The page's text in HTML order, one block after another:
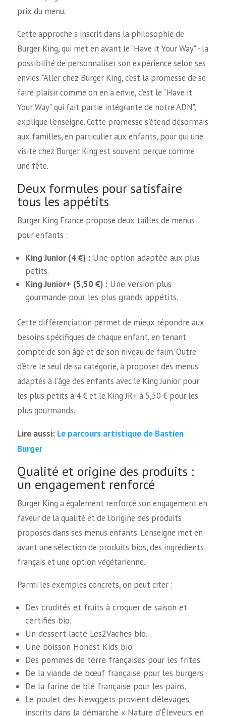
prix du menu.
Cette approche s'inscrit dans la philosophie de
Burger King, qui met en avant le "Have it Your Way" - la
possibilité de personnaliser son expérience selon ses
envies. "Aller chez Burger King, c’est la promesse de se
faire plaisir comme on en a envie, c’est le “Have it
Your Way” qui fait partie intégrante de notre ADN",
explique l'enseigne. Cette promesse s'étend désormais
aux familles, en particulier aux enfants, pour qui une
visite chez Burger King est souvent perçue comme
une fête.
Deux formules pour satisfaire
tous les appétits
Burger King France propose deux tailles de menus
pour enfants :
King Junior (4 €) : Une option adaptée aux plus
petits.
King Junior+ (5,50 €) : Une version plus
gourmande pour les plus grands appétits.
Cette différenciation permet de mieux répondre aux
besoins spécifiques de chaque enfant, en tenant
compte de son âge et de son niveau de faim. Outre
d’être le seul de sa catégorie, à proposer des menus
adaptés à l’âge des enfants avec le King Junior pour
les plus petits à 4 € et le King JR+ à 5,50 € pour les
plus gourmands.
Lire aussi: Le parcours artistique de Bastien
Burger
Qualité et origine des produits :
un engagement renforcé
Burger King a également renforcé son engagement en
faveur de la qualité et de l'origine des produits
proposés dans ses menus enfants. L'enseigne met en
avant une sélection de produits bios, des ingrédients
français et une option végétarienne.
Parmi les exemples concrets, on peut citer :
Des crudités et fruits à croquer de saison et
certifiés bio.
Un dessert lacté Les2Vaches bio.
Une boisson Honest Kids bio.
Des pommes de terre françaises pour les frites.
De la viande de bœuf française pour les burgers.
De la farine de blé française pour les pains.
Le poulet des Newggets provient d’élevages
inscrits dans la démarche « Nature d’Éleveurs en